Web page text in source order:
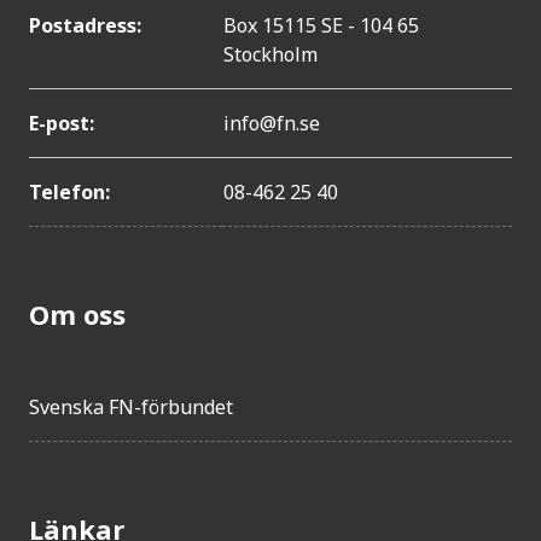
Postadress:
Box 15115 SE - 104 65
Stockholm
E-post: info@fn.se
Telefon: 08-462 25 40
Om oss
Svenska FN-förbundet
Länkar